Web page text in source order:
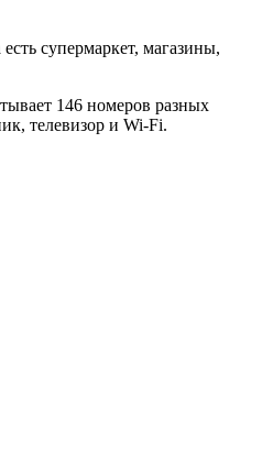
супермаркет, магазины,
146 номеров разных
телевизор и Wi-Fi.